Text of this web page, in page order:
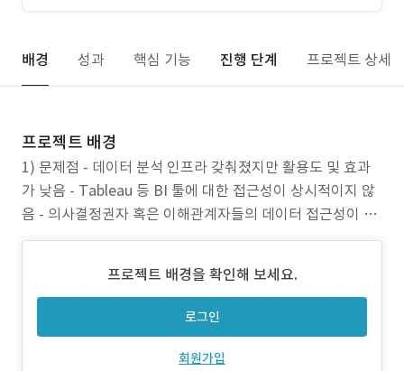
배경 성과 핵심 기능 진행 단계 프로젝트 상세
프로젝트 배경
1) 문제점 - 데이터 분석 인프라 갖춰졌지만 활용도 및 효과
가 낮음 - Tableau 등 BI 툴에 대한 접근성이 상시적이지 않
음 - 의사결정권자 혹은 이해관계자들의 데이터 접근성이 떨
어짐 2) 프로젝트 목표 - AI를 활용하여 실적보고를 자동화 -
낮추는 지속적인 모니터링 기반 확보
프로젝트 배경을 확인해 보세요.
로그인
회원가입